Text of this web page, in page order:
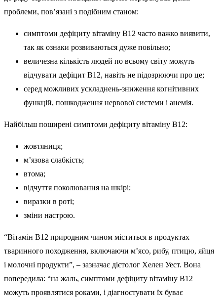
проблеми, пов’язані з подібним станом:
симптоми дефіциту вітаміну В12 часто важко виявити,
так як ознаки розвиваються дуже повільно;
величезна кількість людей по всьому світу можуть
відчувати дефіцит В12, навіть не підозрюючи про це;
серед можливих ускладнень-зниження когнітивних
функцій, пошкодження нервової системи і анемія.
Найбільш поширені симптоми дефіциту вітаміну В12:
жовтяниця;
м’язова слабкість;
втома;
відчуття поколювання на шкірі;
виразки в роті;
зміни настрою.
“Вітамін В12 природним чином міститься в продуктах
тваринного походження, включаючи м’ясо, рибу, птицю, яйця
і молочні продукти”, – зазначає дієтолог Хелен Уест. Вона
попередила: “на жаль, симптоми дефіциту вітаміну В12
можуть проявлятися роками, і діагностувати їх буває